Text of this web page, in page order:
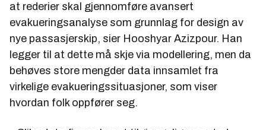
at rederier skal gjennomføre avansert
evakueringsanalyse som grunnlag for design av
nye passasjerskip, sier Hooshyar Azizpour. Han
legger til at dette må skje via modellering, men da
behøves store mengder data innsamlet fra
virkelige evakueringssituasjoner, som viser
hvordan folk oppfører seg.